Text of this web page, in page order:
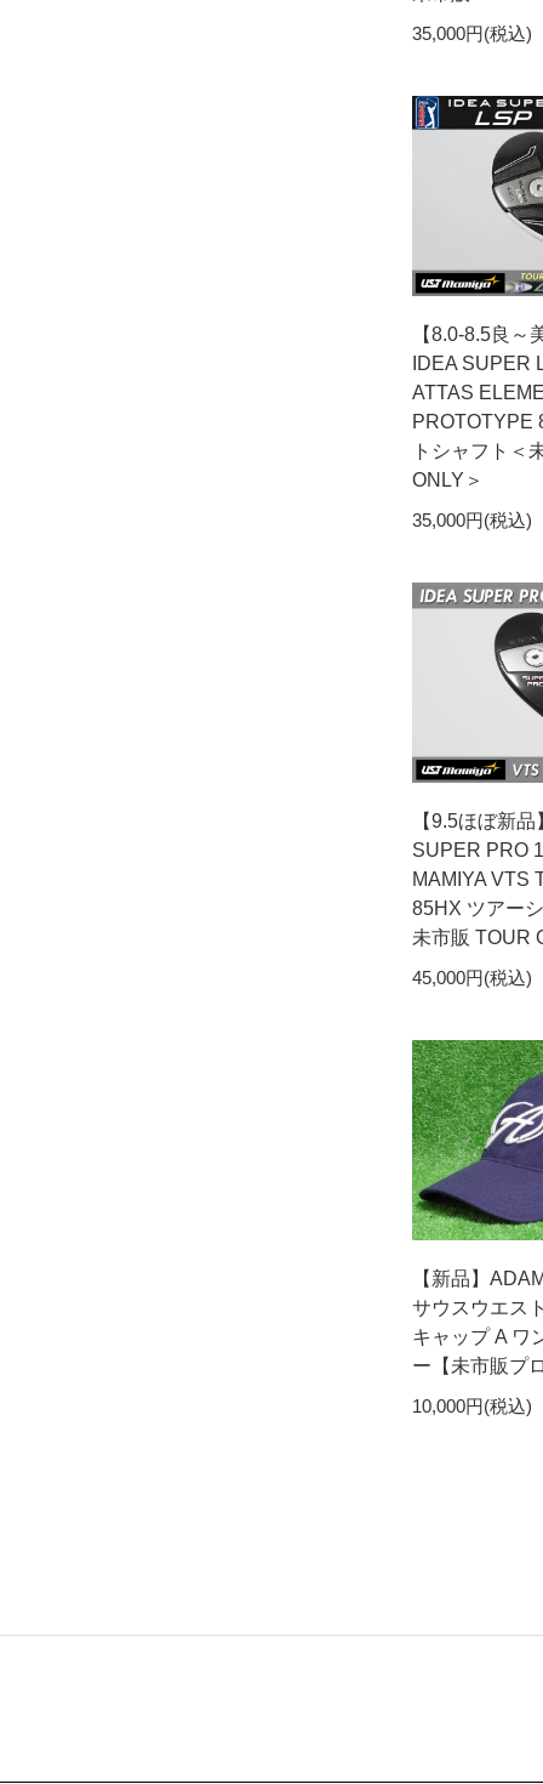
35,000円(税込)
【8.0-8.5良～
IDEA SUPER
ATTAS
PROTOTYPE
トシャフト＜
ONLY＞
35,000円(税込)
【9.5ほぼ新
SUPER PRO
MAMIYA VTS
85HX ツアー
未市販 TOUR
45,000円(税込)
【新品】
サウスウエス
キャップ A ワ
ー【未市販プ
10,000円(税込)